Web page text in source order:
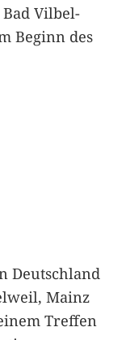
Vilbel-
Beginn des
Deutschland
Mainz
Treffen